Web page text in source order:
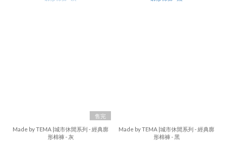
售完
Made by TEMA |城市休閒系列 - 經典廓
形棉褲 - 灰
Made by TEMA |城市休閒系列 - 經典廓
形棉褲 - 黑